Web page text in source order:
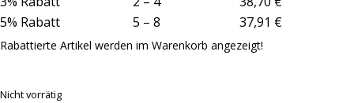
5% Rabatt 5 – 8 37,91 €
Rabattierte Artikel werden im Warenkorb angezeigt!
Nicht vorrätig